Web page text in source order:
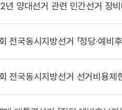
년 양대선거 관련 민간선거 장
전국동시지방선거 「정당·예비
전국동시지방선거 선거비용제